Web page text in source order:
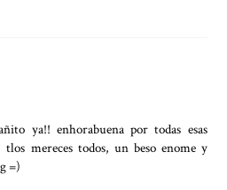
ya!! enhorabuena por todas esas
mereces todos, un beso enome y
=)